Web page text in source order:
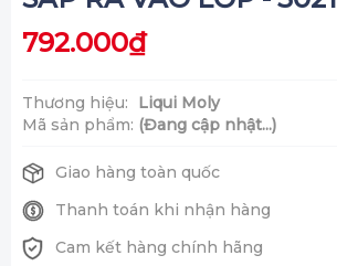
792.000₫
Thương hiệu:
Liqui Moly
Mã sản phẩm: (Đang cập nhật...)
Giao hàng toàn quốc
Thanh toán khi nhận hàng
Cam kết hàng chính hãng